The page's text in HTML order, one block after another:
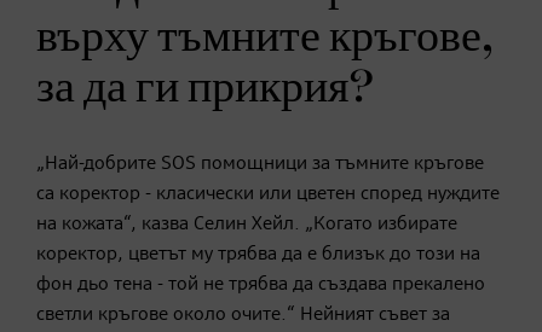
върху тъмните кръгове,
за да ги прикрия?
„Най-добрите SOS помощници за тъмните кръгове
са коректор - класически или цветен според нуждите
на кожата“, казва Селин Хейл. „Когато избирате
коректор, цветът му трябва да е близък до този на
фон дьо тена - той не трябва да създава прекалено
светли кръгове около очите.“ Нейният съвет за